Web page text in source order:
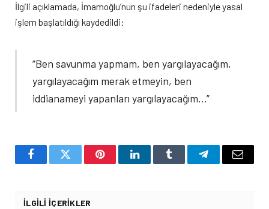
İlgili açıklamada, İmamoğlu’nun şu ifadeleri nedeniyle yasal
işlem başlatıldığı kaydedildi:
“Ben savunma yapmam, ben yargılayacağım,
yargılayacağım merak etmeyin, ben
iddianameyi yapanları yargılayacağım…”
FacebookTwitter PinterestLinkedInTumblr TelegramEmail
İLGILI İÇERIKLER